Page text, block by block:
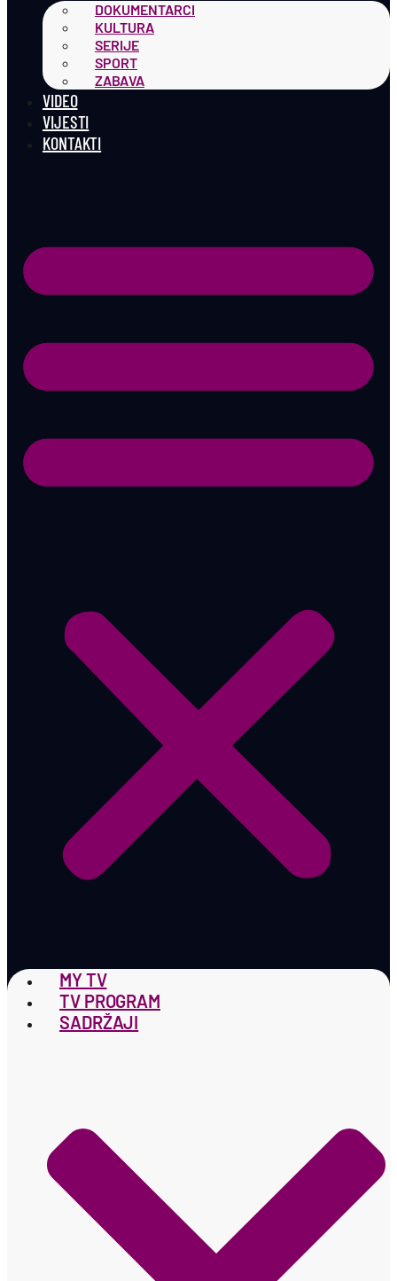
DOKUMENTARCI
KULTURA
SERIJE
SPORT
ZABAVA
VIDEO
VIJESTI
KONTAKTI
MY TV
TV PROGRAM
SADRŽAJI